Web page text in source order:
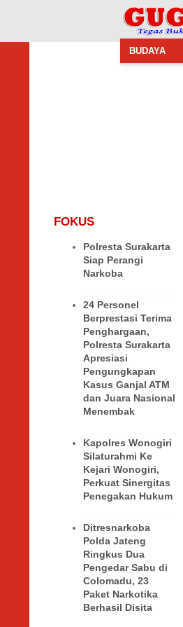
BUDAYA
FOKUS
Polresta Surakarta
Siap Perangi
Narkoba
24 Personel
Berprestasi Terima
Penghargaan,
Polresta Surakarta
Apresiasi
Pengungkapan
Kasus Ganjal ATM
dan Juara Nasional
Menembak
Kapolres Wonogiri
Silaturahmi Ke
Kejari Wonogiri,
Perkuat Sinergitas
Penegakan Hukum
Ditresnarkoba
Polda Jateng
Ringkus Dua
Pengedar Sabu di
Colomadu, 23
Paket Narkotika
Berhasil Disita